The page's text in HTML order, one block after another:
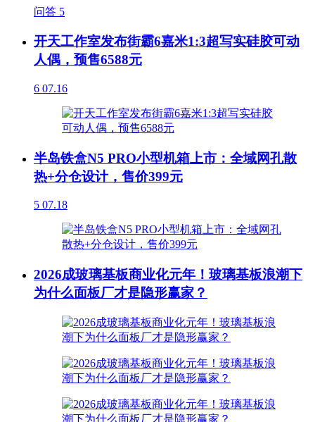
问答 5
开天工作室发布街霸6嘉米1:3超写实硅胶可动
人偶，预售6588元
6 07.16
半岛铁盒N5 PRO小型机箱上市：全域网孔散
热+分仓设计，售价399元
5 07.18
2026成玻璃基板商业化元年！玻璃基板浪潮下
为什么面板厂才是隐形赢家？